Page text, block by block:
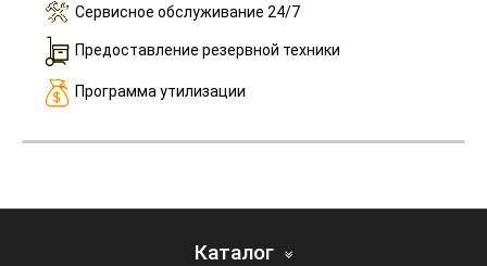
Сервисное обслуживание 24/7
Предоставление резервной техники
Программа утилизации
Каталог